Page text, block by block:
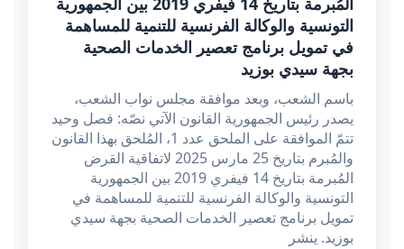
التونسية والوكالة الفرنسية للتنمية للمساهمة
في تمويل برنامج تعصير الخدمات الصحية
بجهة سيدي بوزيد
باسم الشعب، وبعد موافقة مجلس نواب الشعب،
يصدر رئيس الجمهورية القانون الآتي نصّه: فصل وحيد
تتمّ الموافقة على الملحق عدد 1، المُلحق بهذا القانون
والمُبرم بتاريخ 25 مارس 2025 لاتفاقية القرض
المُبرمة بتاريخ 14 فيفري 2019 بين الجمهورية
التونسية والوكالة الفرنسية للتنمية للمساهمة في
تمويل برنامج تعصير الخدمات الصحية بجهة سيدي
بوزيد. ينشر